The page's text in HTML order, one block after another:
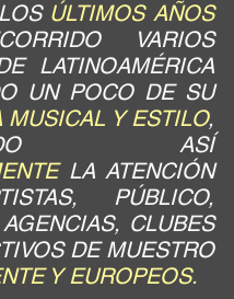
ÚLTIMOS AÑOS
VARIOS
LATINOAMÉRICA
LLEVANDO UN POCO DE SU
MUSICAL Y ESTILO,
CAPTANDO ASÍ
LA ATENCIÓN
PÚBLICO,
CLUBES
Y COLECTIVOS DE MUESTRO
Y EUROPEOS.